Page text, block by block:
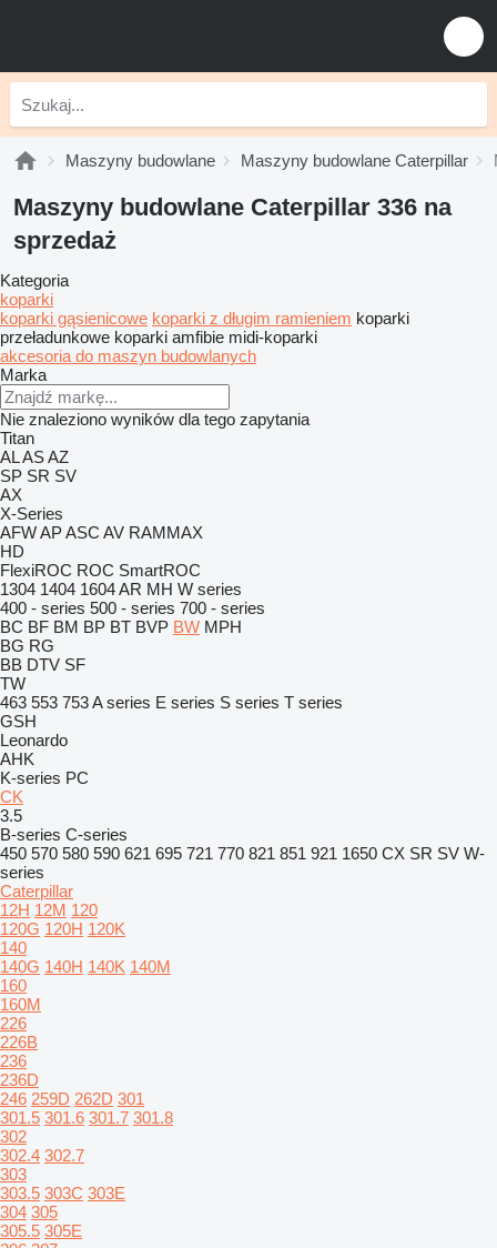
Maszyny budowlane Maszyny budowlane Caterpillar
Maszyny budowlane Caterpillar 336 na
sprzedaż
Kategoria
koparki
koparki gąsienicowe koparki z długim ramieniem koparki
przeładunkowe koparki amfibie midi-koparki
akcesoria do maszyn budowlanych
Marka
Nie znaleziono wyników dla tego zapytania
Titan
ALASAZ
SP SR SV
AX
X-Series
AFWAPASC AV RAMMAX
HD
FlexiROC ROC SmartROC
1304 1404 1604AR MH W series
400 - series 500 - series 700 - series
BC BF BM BP BT BVP BW MPH
BG RG
BB DTV SF
TW
463 553 753A series E series S series T series
GSH
Leonardo
AHK
K-series PC
CK
3.5
B-series C-series
450 570 580 590 621 695 721 770 821 851 921 1650 CX SR SV W-
series
Caterpillar
12H 12M 120
120G 120H 120K
140
140G 140H 140K 140M
160
160M
226
226B
236
236D
246 259D 262D 301
301.5 301.6 301.7 301.8
302
302.4 302.7
303
303.5 303C 303E
304 305
305.5 305E